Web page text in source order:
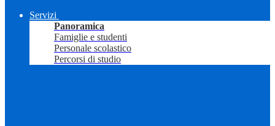
Servizi
Panoramica
Famiglie e studenti
Personale scolastico
Percorsi di studio